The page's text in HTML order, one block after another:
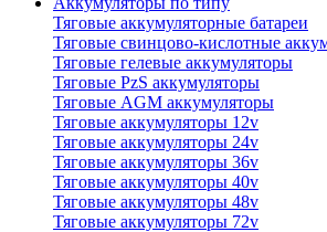
Тяговые аккумуляторные батареи
Тяговые свинцово-кислотные
Тяговые гелевые аккумуляторы
Тяговые PzS аккумуляторы
Тяговые AGM аккумуляторы
Тяговые аккумуляторы 12v
Тяговые аккумуляторы 24v
Тяговые аккумуляторы 36v
Тяговые аккумуляторы 40v
Тяговые аккумуляторы 48v
Тяговые аккумуляторы 72v